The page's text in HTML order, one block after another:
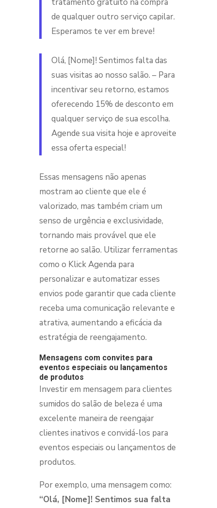
tratamento gratuito na compra
de qualquer outro serviço capilar.
Esperamos te ver em breve!
Olá, [Nome]! Sentimos falta das
suas visitas ao nosso salão. – Para
incentivar seu retorno, estamos
oferecendo 15% de desconto em
qualquer serviço de sua escolha.
Agende sua visita hoje e aproveite
essa oferta especial!
Essas mensagens não apenas
mostram ao cliente que ele é
valorizado, mas também criam um
senso de urgência e exclusividade,
tornando mais provável que ele
retorne ao salão. Utilizar ferramentas
como o Klick Agenda para
personalizar e automatizar esses
envios pode garantir que cada cliente
receba uma comunicação relevante e
atrativa, aumentando a eficácia da
estratégia de reengajamento.
Mensagens com convites para
eventos especiais ou lançamentos
de produtos
Investir em mensagem para clientes
sumidos do salão de beleza é uma
excelente maneira de reengajar
clientes inativos e convidá-los para
eventos especiais ou lançamentos de
produtos.
Por exemplo, uma mensagem como:
“Olá, [Nome]! Sentimos sua falta